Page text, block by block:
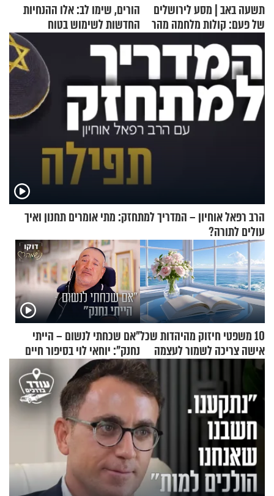
תשעה באב | מסע לירושלים
של פעם: קולות מלחמה מהר
הורים, שימו לב: אלו ההנחיות
החדשות לשימוש בטוח
בסקווישי לאחר מקרי אשפוז
הרב רפאל אוחיון – המדריך למתחזק: מתי אומרים תחנון ואיך
עולים לתורה?
10 משפטי חיזוק מהיהדות שכל
אישה צריכה לשמור לעצמה
"אם שכחתי לנשום – הייתי
נחנק": יוחאי לוי בסיפור חיים
מעורר השראה